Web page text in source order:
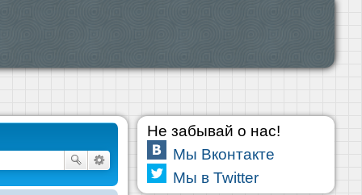
Не забывай о нас!
Мы Вконтакте
Мы в Twitter